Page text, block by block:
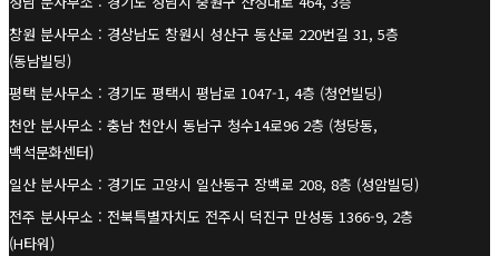
창원 분사무소 : 경상남도 창원시 성산구 동산로 220번길 31, 5층
(동남빌딩)
평택 분사무소 : 경기도 평택시 평남로 1047-1, 4층 (청언빌딩)
천안 분사무소 : 충남 천안시 동남구 청수14로96 2층 (청당동,
백석문화센터)
일산 분사무소 : 경기도 고양시 일산동구 장백로 208, 8층 (성암빌딩)
전주 분사무소 : 전북특별자치도 전주시 덕진구 만성동 1366-9, 2층
(H타워)